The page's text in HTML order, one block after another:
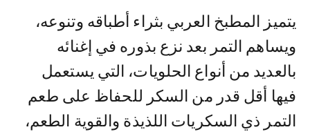
يتميز المطبخ العربي بثراء أطباقه وتنوعه،
ويساهم التمر بعد نزع بذوره في إغنائه
بالعديد من أنواع الحلويات، التي يستعمل
فيها أقل قدر من السكر للحفاظ على طعم
التمر ذي السكريات اللذيذة والقوية الطعم،